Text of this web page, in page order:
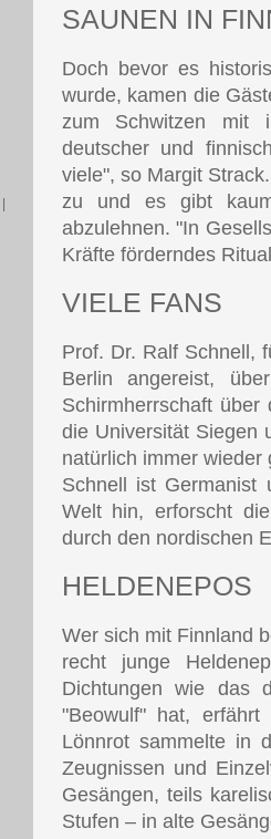
SAUNEN IN
Doch bevor es
wurde, kamen die
zum Schwitzen mit
deutscher und
viele", so Margit
zu und es gibt
abzulehnen. "In
Kräfte förderndes
VIELE FANS
Prof. Dr. Ralf Schnell,
Berlin angereist,
Schirmherrschaft
die Universität Siegen
natürlich immer
Schnell ist Germanist
Welt hin, erforscht
durch den nordischen
HELDENEPOS
Wer sich mit Finnland
recht junge
Dichtungen wie das
"Beowulf" hat,
Lönnrot sammelte in
Zeugnissen und
Gesängen, teils
Stufen – in alte